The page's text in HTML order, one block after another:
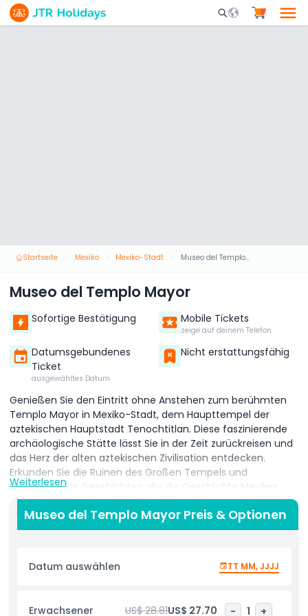
Mobile Search
Startseite Mexiko Mexiko-Stadt Museo del Templo Mayor
Museo del Templo Mayor
Sofortige Bestätigung Mobile Tickets
zeige auf deinem Telefon
Datumsgebundenes
Ticket
ausgewähltes Datum
Nicht erstattungsfähig
Genießen Sie den Eintritt ohne Anstehen zum berühmten
Templo Mayor in Mexiko-Stadt, dem Haupttempel der
aztekischen Hauptstadt Tenochtitlan. Diese faszinierende
archäologische Stätte lässt Sie in der Zeit zurückreisen und
das Herz der alten aztekischen Zivilisation entdecken.
Erkunden Sie die Ruinen des Großen Tempels und
entdecken Sie Geschichten, die die Geschichte Mexikos
geprägt haben.
Ihr Besuch beinhaltet den Zugang zum Museo del Templo
Museum ist so gestaltet, dass es die archäologische Zone
politische Bedeutung der Azteken offenbaren.
Weiterlesen
Museo del Templo Mayor Preis & Optionen
Datum auswählen TT MM, JJJJ
Erwachsener US$ 28.81US$ 27.70 - 1 +